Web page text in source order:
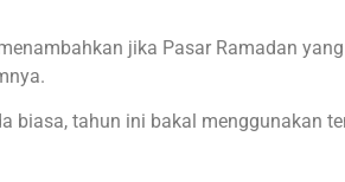
jika Pasar Ramadan
biasa, tahun ini bakal menggunakan